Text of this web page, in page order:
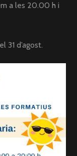
a les 20.00 h i
31 d’agost.